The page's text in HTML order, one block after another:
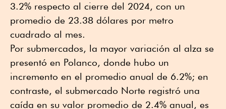
3.2% respecto al cierre del 2024, con un
promedio de 23.38 dólares por metro
cuadrado al mes.
Por submercados, la mayor variación al alza se
presentó en Polanco, donde hubo un
incremento en el promedio anual de 6.2%; en
contraste, el submercado Norte registró una
caída en su valor promedio de 2.4% anual, es